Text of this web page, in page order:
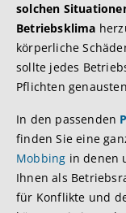
solchen
Betriebsklima
körperliche
sollte jedes
Pflichten
In den passenden
finden Sie eine
Mobbing in denen
Ihnen als
für Konflikte und